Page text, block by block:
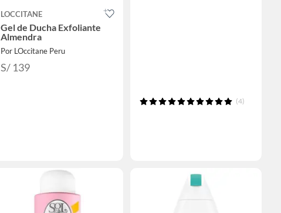
LOCCITANE
Gel de Ducha Exfoliante
Almendra
Por LOccitane Peru
S/ 139
(4)